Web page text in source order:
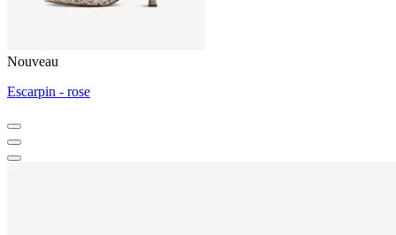
Nouveau
Escarpin - rose